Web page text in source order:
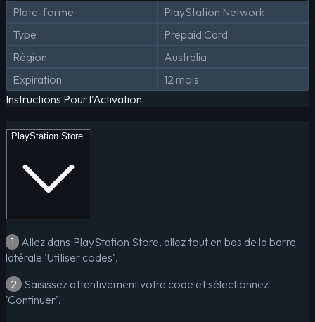
Plate-forme
PlayStation Network
Type
Prepaid Card
Région
Australia
Expiration
12 mois
Instructions Pour l'Activation
PlayStation Store
1 Allez dans PlayStation Store, allez tout en bas de la barre
latérale 'Utiliser codes'.
2 Saisissez attentivement votre code et sélectionnez
'Continuer'.